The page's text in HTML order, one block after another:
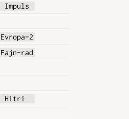
Impuls
Evropa-2
Fajn-rad
Hitri